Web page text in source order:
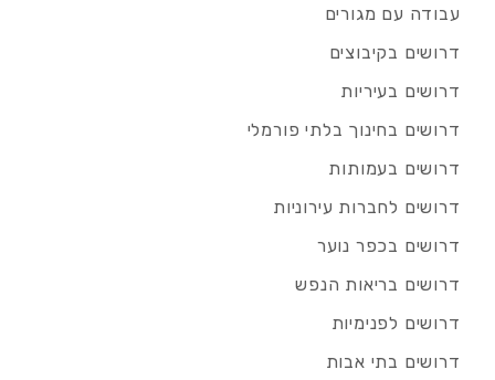
עבודה עם מגורים
דרושים בקיבוצים
דרושים בעיריות
דרושים בחינוך בלתי פורמלי
דרושים בעמותות
דרושים לחברות עירוניות
דרושים בכפר נוער
דרושים בריאות הנפש
דרושים לפנימיות
דרושים בתי אבות